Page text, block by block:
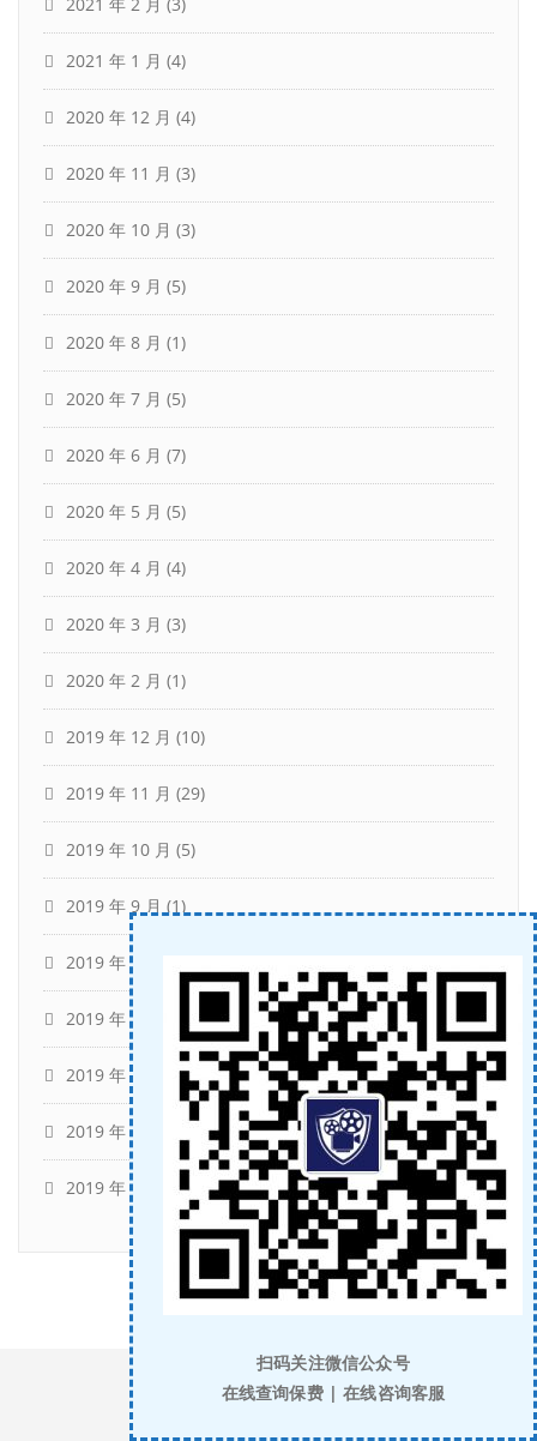
2021 年 1 月 (4)
2020 年 12 月 (4)
2020 年 11 月 (3)
2020 年 10 月 (3)
2020 年 9 月 (5)
2020 年 8 月 (1)
2020 年 7 月 (5)
2020 年 6 月 (7)
2020 年 5 月 (5)
2020 年 4 月 (4)
2020 年 3 月 (3)
2020 年 2 月 (1)
2019 年 12 月 (10)
2019 年 11 月 (29)
2019 年 10 月 (5)
2019 年 9 月 (1)
2019 年 8 月
2019 年 7 月
2019 年 6 月 (1)
2019 年 4 月
2019 年 2 月 (1)
扫码关注微信公众号
在线查询保费 | 在线咨询客服